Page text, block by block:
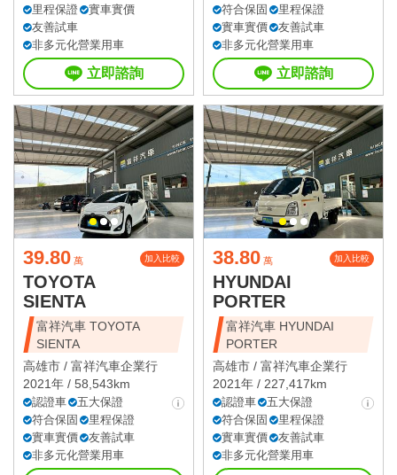
里程保證
實車實價
友善試車
非多元化營業用車
立即諮詢
符合保固
里程保證
實車實價
友善試車
非多元化營業用車
立即諮詢
39.80 萬 加入比較
TOYOTA
SIENTA
富祥汽車 TOYOTA
SIENTA
高雄市 / 富祥汽車企業行
2021年 / 58,543km
認證車
五大保證
符合保固
里程保證
實車實價
友善試車
非多元化營業用車
38.80 萬 加入比較
HYUNDAI
PORTER
富祥汽車 HYUNDAI
PORTER
高雄市 / 富祥汽車企業行
2021年 / 227,417km
認證車
五大保證
符合保固
里程保證
實車實價
友善試車
非多元化營業用車